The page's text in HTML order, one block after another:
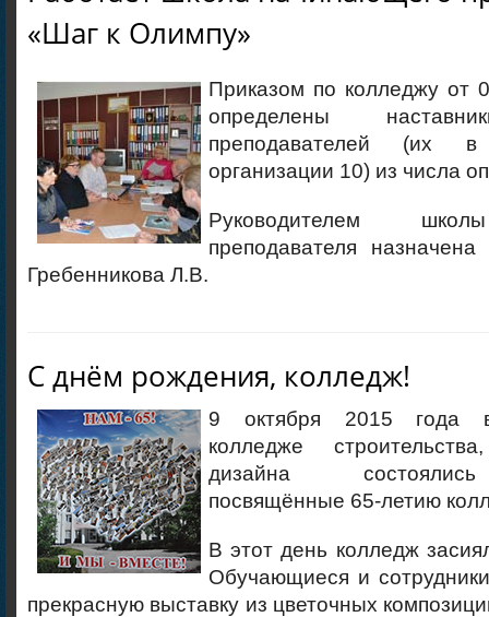
«Шаг к Олимпу»
Приказом по колледжу от
определены
преподавателей (их в
организации 10) из числа
Руководителем
преподавателя
Гребенникова Л.В.
С днём рождения, колледж!
9 октября 2015 года в
колледже
дизайна
посвящённые 65-летию
В этот день колледж
Обучающиеся и
прекрасную выставку из цветочных